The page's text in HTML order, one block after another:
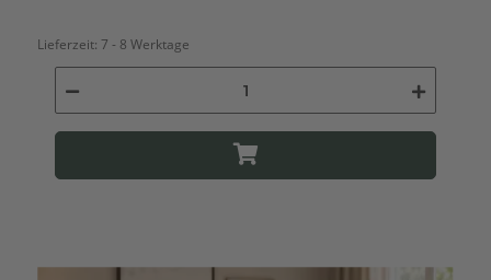
Lieferzeit:7 - 8 Werktage